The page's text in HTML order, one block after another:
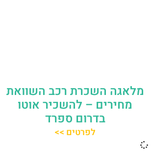
מלאגה השכרת רכב השוואת
מחירים – להשכיר אוטו
בדרום ספרד
לפרטים >>